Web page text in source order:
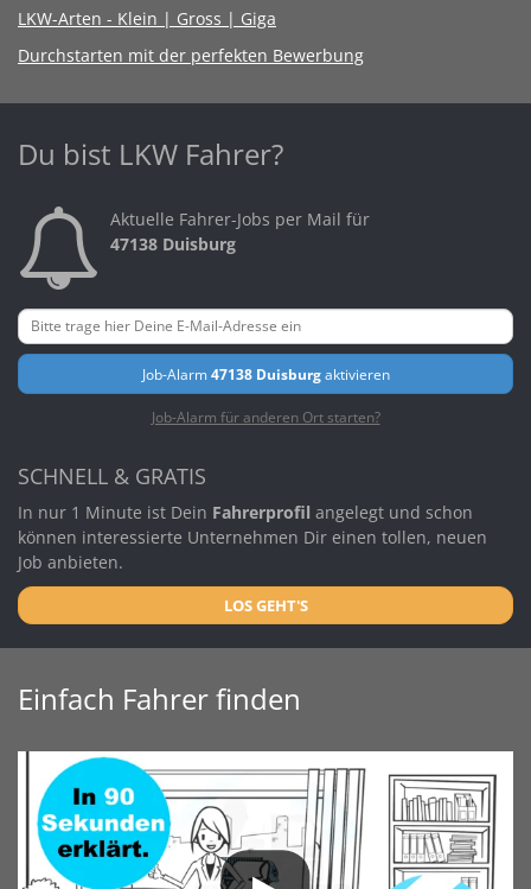
LKW-Arten - Klein | Gross | Giga
Durchstarten mit der perfekten Bewerbung
Du bist LKW Fahrer?
Aktuelle Fahrer-Jobs per Mail für
47138 Duisburg
Job-Alarm47138 Duisburgaktivieren
Job-Alarm für anderen Ort starten?
SCHNELL & GRATIS
In nur 1 Minute ist Dein Fahrerprofil angelegt und schon
können interessierte Unternehmen Dir einen tollen, neuen
Job anbieten.
LOS GEHT'S
Einfach Fahrer finden